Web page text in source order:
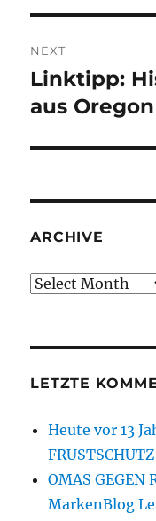
NEXT
Next
post:
Linktipp:
aus Oregon
ARCHIVE
Archive
LETZTE
Heute vor 13
OMAS GEGEN
MarkenBlog